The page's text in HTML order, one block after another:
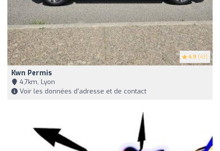
4.9 (43)
Kwn Permis
4,7km, Lyon
Voir les données d'adresse et de contact